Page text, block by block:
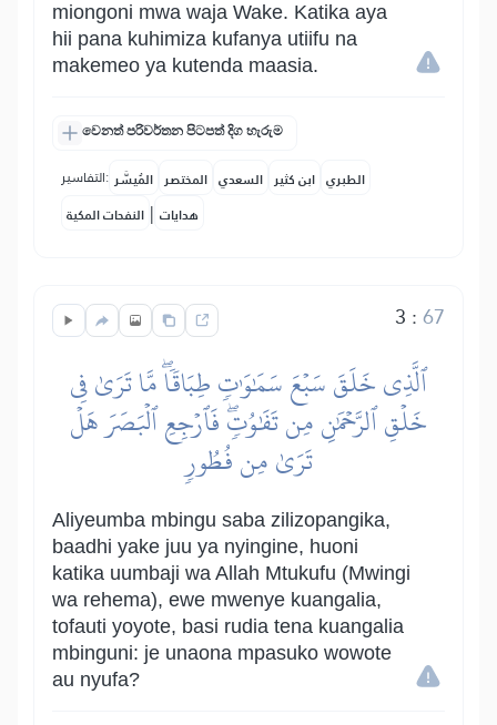
miongoni mwa waja Wake. Katika aya
hii pana kuhimiza kufanya utiifu na
makemeo ya kutenda maasia.
වෙනත් පරිවර්තන පිටපත් දිග හැරුම
التفاسير: المُيسَّر المختصر السعدي ابن كثير الطبري
النفحات المكية | هدايات
3 :67
ٱلَّذِي خَلَقَ سَبۡعَ سَمَٰوَٰتٖ طِبَاقٗاۖ مَّا تَرَىٰ فِي
خَلۡقِ ٱلرَّحۡمَٰنِ مِن تَفَٰوُتٖۖ فَٱرۡجِعِ ٱلۡبَصَرَ هَلۡ
تَرَىٰ مِن فُطُورٖ
Aliyeumba mbingu saba zilizopangika,
baadhi yake juu ya nyingine, huoni
katika uumbaji wa Allah Mtukufu (Mwingi
wa rehema), ewe mwenye kuangalia,
tofauti yoyote, basi rudia tena kuangalia
mbinguni: je unaona mpasuko wowote
au nyufa?